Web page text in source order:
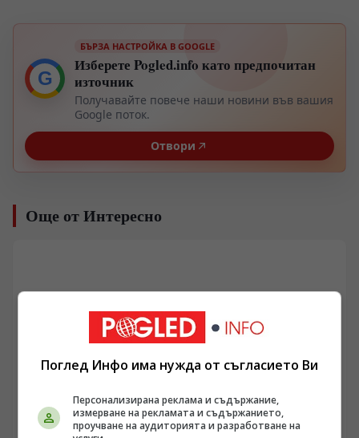
G
БЪРЗА НАСТРОЙКА В GOOGLE
Изберете Pogled.info като предпочитан
източник
Получавайте повече наши новини във вашия
Google поток.
Отвори
Още от Интересно
Поглед Инфо има нужда от съгласието Ви
Персонализирана реклама и съдържание,
измерване на рекламата и съдържанието,
проучване на аудиторията и разработване на